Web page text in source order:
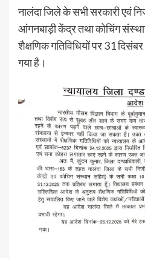
नालंदा जिले के सभी सरकारी एवं
आंगनबाड़ी केंद्र तथा कोचिंग
शैक्षणिक गतिविधियों पर 31
गया है।